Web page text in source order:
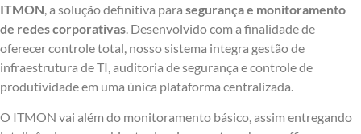
ITMON, a solução definitiva para segurança e monitoramento
de redes corporativas. Desenvolvido com a finalidade de
oferecer controle total, nosso sistema integra gestão de
infraestrutura de TI, auditoria de segurança e controle de
produtividade em uma única plataforma centralizada.
O ITMON vai além do monitoramento básico, assim entregando